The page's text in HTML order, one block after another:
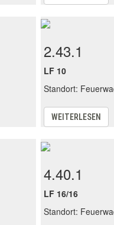
2.43.1
LF 10
Standort:
WEITERLESEN
4.40.1
LF 16/16
Standort: